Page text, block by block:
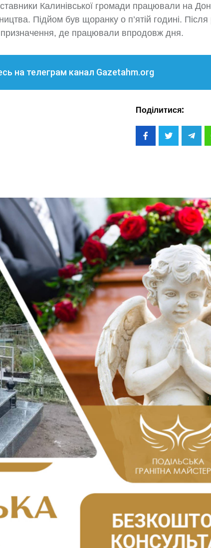
Калинівської громади працювали на
Підйом був щоранку о п’ятій годині.
призначення, де працювали впродовж дня.
на телеграм канал Gazetahm.org
Поділитися: